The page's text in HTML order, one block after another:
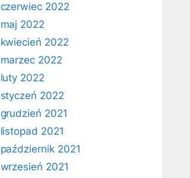
czerwiec 2022
maj 2022
kwiecień 2022
marzec 2022
luty 2022
styczeń 2022
grudzień 2021
listopad 2021
październik 2021
wrzesień 2021